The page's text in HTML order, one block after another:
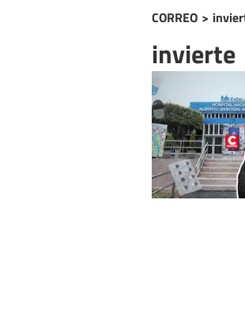
CORREO >
invierte